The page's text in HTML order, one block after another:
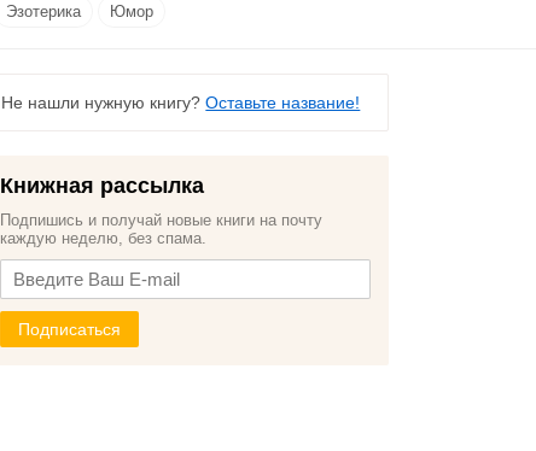
Эзотерика Юмор
Не нашли нужную книгу?Оставьте название!
Книжная рассылка
Подпишись и получай новые книги на почту
каждую неделю, без спама.
Подписаться